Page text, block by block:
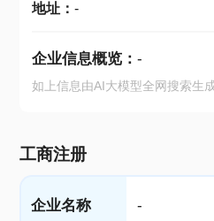
地址： -
企业信息概览： -
如上信息由AI大模型全网搜索生
工商注册
企业名称 -